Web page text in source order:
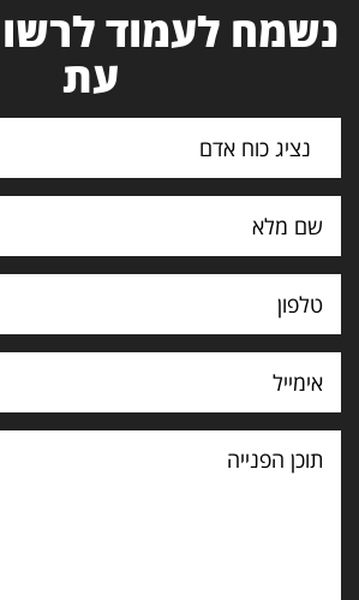
נשמח לעמוד
עת
נציג כוח אדם
תוכן
הפנייה